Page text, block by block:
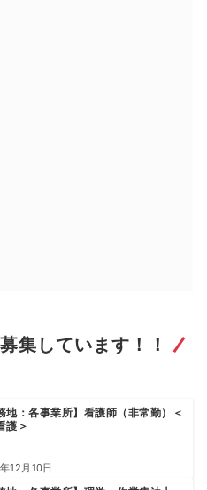
集しています！！
地：各事業所】看護師（非常勤）＜
護＞
12月10日